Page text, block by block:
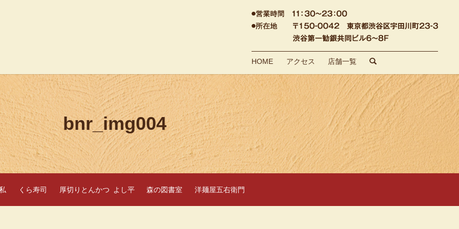
HOME アクセス 店舗一覧
bnr_img004
くら寿司 厚切りとんかつ よし平 森の図書室 洋麺屋五右衛門